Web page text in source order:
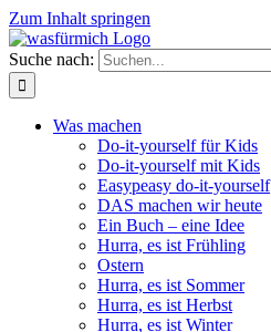
Zum Inhalt springen
Suche nach:
Was machen
Do-it-yourself für Kids
Do-it-yourself mit Kids
Easypeasy do-it-yourself
DAS machen wir heute
Ein Buch – eine Idee
Hurra, es ist Frühling
Ostern
Hurra, es ist Sommer
Hurra, es ist Herbst
Hurra, es ist Winter